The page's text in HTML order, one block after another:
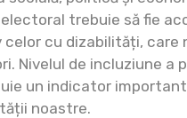
trebuie să fie
celor cu dizabilități, care
Nivelul de incluziune a
un indicator
noastre.